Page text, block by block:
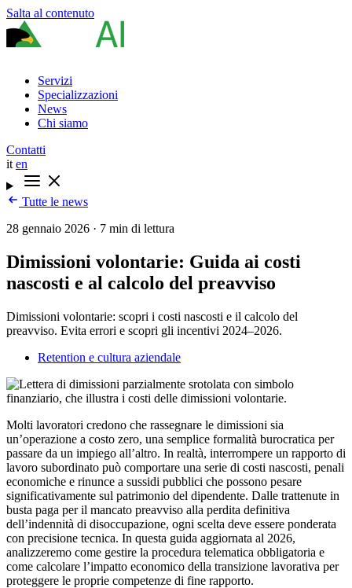
Salta al contenuto
Servizi
Specializzazioni
News
Chi siamo
Contatti
it en
Tutte le news
28 gennaio 2026 · 7 min di lettura
Dimissioni volontarie: Guida ai costi
nascosti e al calcolo del preavviso
Dimissioni volontarie: scopri i costi nascosti e il calcolo del
preavviso. Evita errori e scopri gli incentivi 2024–2026.
Retention e cultura aziendale
Molti lavoratori credono che rassegnare le dimissioni sia
un’operazione a costo zero, una semplice formalità burocratica per
passare da un impiego all’altro. In realtà, interrompere un rapporto di
lavoro subordinato può comportare una serie di costi nascosti, penali
economiche e rinunce a sussidi pubblici che possono pesare
significativamente sul patrimonio del dipendente. Dalle trattenute in
busta paga per il mancato preavviso alla perdita definitiva
dell’indennità di disoccupazione, ogni scelta deve essere ponderata
con precisione tecnica. In questa guida aggiornata al 2026,
analizzeremo come gestire la procedura telematica obbligatoria e
come calcolare l’impatto economico della transizione lavorativa per
proteggere le proprie competenze di fine rapporto.